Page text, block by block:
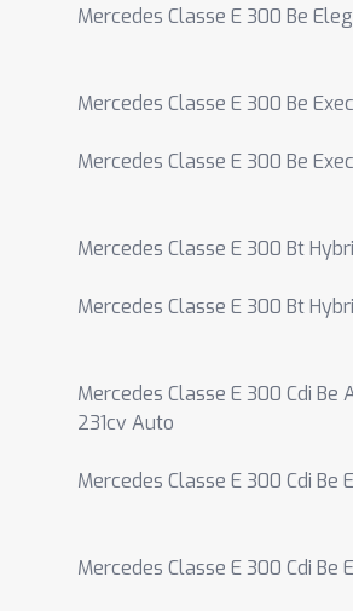
Mercedes Classe E 300 Be
Mercedes Classe E 300 Be
Mercedes Classe E 300 Be
Mercedes Classe E 300 Bt
Mercedes Classe E 300 Bt
Mercedes Classe E 300 Cdi
231cv Auto
Mercedes Classe E 300 Cdi Be
Mercedes Classe E 300 Cdi Be